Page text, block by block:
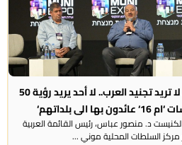
د. منصور عباس: ‘دولة اسرائيل لا تريد تجنيد العرب.. لا أحد يريد رؤية 50
د. منصور عباس، رئيس القائمة العربية
السلطات المحلية موني ...